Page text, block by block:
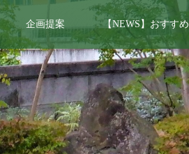
企画提案 【NEWS】おすすめ